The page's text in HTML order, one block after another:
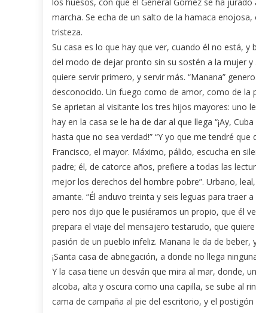
los huesos, con que el General Gómez se ha
marcha. Se echa de un salto de la hamaca
tristeza.
Su casa es lo que hay que ver, cuando él no está,
del modo de dejar pronto sin su sostén a la mujer
quiere servir primero, y servir más. “Manana”
desconocido. Un fuego como de amor, como de la
Se aprietan al visitante los tres hijos mayores: uno
hay en la casa se le ha de dar al que llega “¡Ay,
hasta que no sea verdad!” “Y yo que me tendré
Francisco, el mayor. Máximo, pálido, escucha en
padre; él, de catorce años, prefiere a todas las
mejor los derechos del hombre pobre”. Urbano,
amante. “Él anduvo treinta y seis leguas para traer
pero nos dijo que le pusiéramos un propio, que él
prepara el viaje del mensajero testarudo, que
pasión de un pueblo infeliz. Manana le da de
¡Santa casa de abnegación, a donde no llega
Y la casa tiene un desván que mira al mar, donde,
alcoba, alta y oscura como una capilla, se sube al
cama de campaña al pie del escritorio, y el